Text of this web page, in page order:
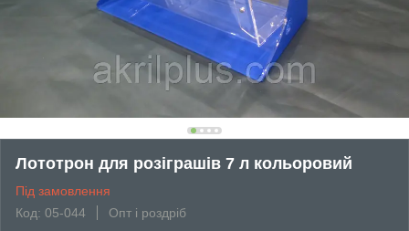
Лототрон для розіграшів 7 л кольоровий
Під замовлення
Код: 05-044
Опт і роздріб